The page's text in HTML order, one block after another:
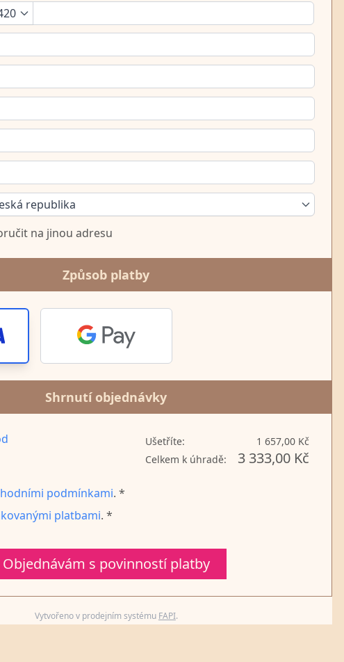
republika
na jinou adresu
Způsob platby
Shrnutí objednávky
Ušetříte:
1 657,00 Kč
Celkem k úhradě:
3 333,00 Kč
podmínkami. *
platbami. *
Objednávám s povinností platby
Vytvořeno v prodejním systému FAPI.